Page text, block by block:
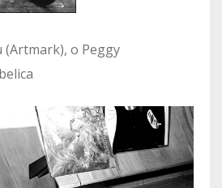
o Peggy